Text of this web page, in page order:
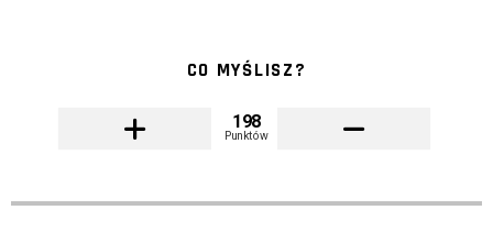
CO MYŚLISZ?
198
Punktów